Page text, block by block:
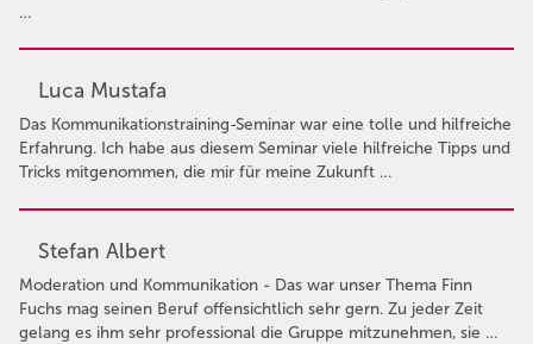
…
Luca Mustafa
Das Kommunikationstraining-Seminar war eine tolle und hilfreiche
Erfahrung. Ich habe aus diesem Seminar viele hilfreiche Tipps und
Tricks mitgenommen, die mir für meine Zukunft …
Stefan Albert
Moderation und Kommunikation - Das war unser Thema Finn
Fuchs mag seinen Beruf offensichtlich sehr gern. Zu jeder Zeit
gelang es ihm sehr professional die Gruppe mitzunehmen, sie …